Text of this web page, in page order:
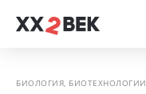
БИОЛОГИЯ, БИОТЕХНОЛОГИИ